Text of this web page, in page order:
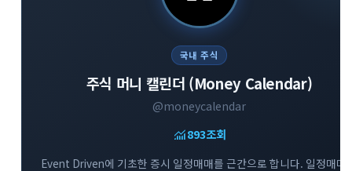
국내 주식
주식 머니 캘린더 (Money Calendar)
@moneycalendar
monitoring894조회
Event Driven에 기초한 증시 일정매매를 근간으로 합니다. 일정매매